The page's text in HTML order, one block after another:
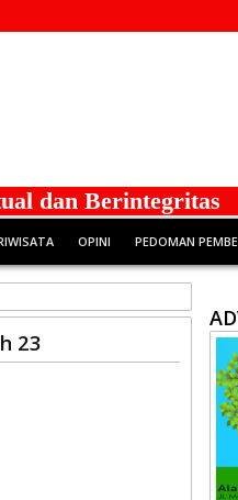
dan Berintegritas
OPINI PEDOMAN
23